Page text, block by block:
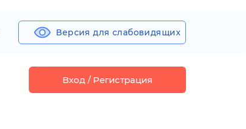
Версия для слабовидящих
Вход / Регистрация